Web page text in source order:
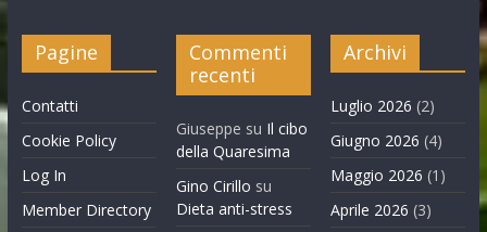
Pagine
Contatti
Cookie Policy
Log In
Member Directory
Commenti
recenti
Giuseppe su Il cibo
della Quaresima
Gino Cirillo su
Dieta anti-stress
Archivi
Luglio 2026 (2)
Giugno 2026 (4)
Maggio 2026 (1)
Aprile 2026 (3)